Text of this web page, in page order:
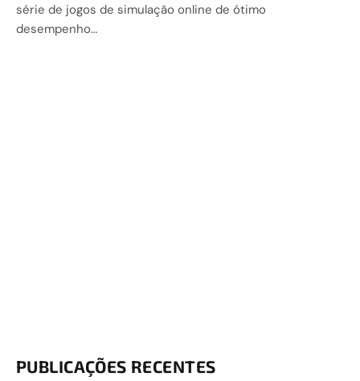
série de jogos de simulação online de ótimo
desempenho…
PUBLICAÇÕES RECENTES